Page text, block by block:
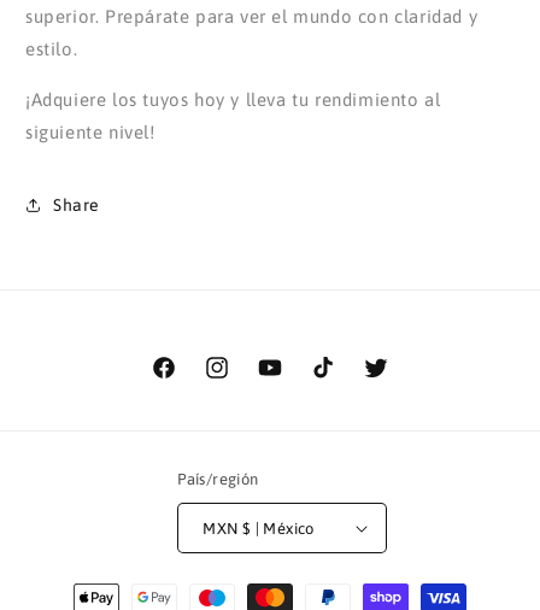
superior. Prepárate para ver el mundo con claridad y
estilo.
¡Adquiere los tuyos hoy y lleva tu rendimiento al
siguiente nivel!
Share
FacebookInstagramYouTubeTikTok Twitter
País/región
MXN $ | México
Formas